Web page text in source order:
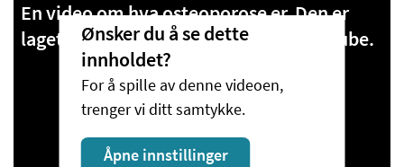
En video om hva osteoporose er. Den er
laget av Vestre Viken og ligger på YouTube.
Ønsker du å se dette
innholdet?
For å spille av denne videoen,
trenger vi ditt samtykke.
Åpne innstillinger